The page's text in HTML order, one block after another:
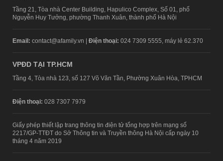
Tầng 21, Tòa nhà Center Building, Hapulico Complex, Số 01, phố
Nguyễn Huy Tưởng, phường Thanh Xuân, thành phố Hà Nội
Email: contact@afamily.vn | Điện thoại: 024 7309 5555, máy lẻ 62.370
VPĐD TẠI TP.HCM
Tầng 4, Tòa nhà 123, số 127 Võ Văn Tần, Phường Xuân Hòa, TPHCM
Điện thoại: 028 7307 7979
Giấy phép thiết lập trang thông tin điện tử tổng hợp trên mạng số
2217/GP-TTĐT do Sở Thông tin và Truyền thông Hà Nội cấp ngày 10
tháng 4 năm 2019